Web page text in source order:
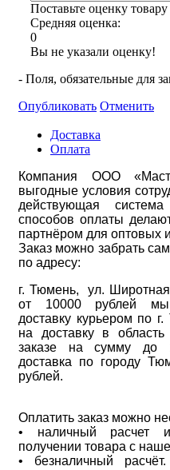
Поставьте оценку товару
Средняя оценка:
0
Вы не указали оценку!
- Поля, обязательные для
Опубликовать Отменить
Доставка
Оплата
Компания ООО
выгодные условия
действующая
способов оплаты
партнёром для оптовых
Заказ можно забрать
по адресу:
г. Тюмень, ул.
от 10000 рублей мы
доставку курьером по
на доставку в
заказе на сумму до
доставка по городу
рублей.
Оплатить заказ можно
• наличный расчет
получении товара с
• безналичный